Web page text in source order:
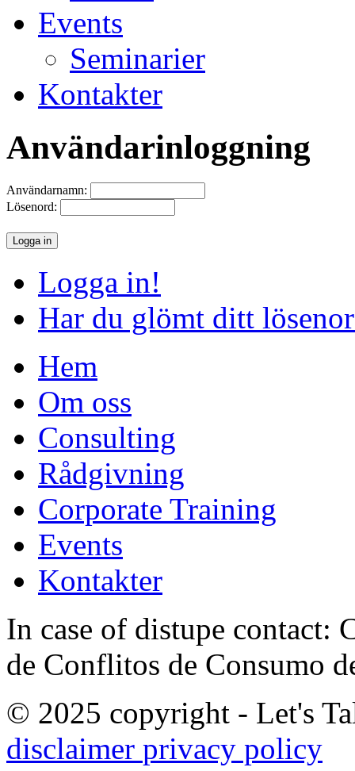
Events
Seminarier
Kontakter
Användarinloggning
Användarnamn:
Lösenord:
Logga in!
Har du glömt ditt
Hem
Om oss
Consulting
Rådgivning
Corporate Training
Events
Kontakter
In case of distupe contact:
de Conflitos de Consumo
© 2025 copyright - Let's
disclaimer privacy policy